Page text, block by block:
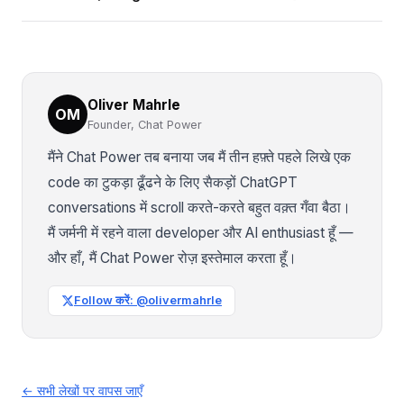
OM Oliver Mahrle
Founder, Chat Power
मैंने Chat Power तब बनाया जब मैं तीन हफ़्ते पहले लिखे एक
code का टुकड़ा ढूँढने के लिए सैकड़ों ChatGPT
conversations में scroll करते-करते बहुत वक़्त गँवा बैठा।
मैं जर्मनी में रहने वाला developer और AI enthusiast हूँ —
और हाँ, मैं Chat Power रोज़ इस्तेमाल करता हूँ।
Follow करें: @olivermahrle
← सभी लेखों पर वापस जाएँ